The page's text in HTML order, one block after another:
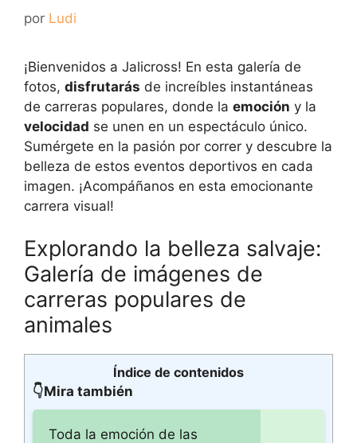
por Ludi
¡Bienvenidos a Jalicross! En esta galería de
fotos, disfrutarás de increíbles instantáneas
de carreras populares, donde la emoción y la
velocidad se unen en un espectáculo único.
Sumérgete en la pasión por correr y descubre la
belleza de estos eventos deportivos en cada
imagen. ¡Acompáñanos en esta emocionante
carrera visual!
Explorando la belleza salvaje:
Galería de imágenes de
carreras populares de
animales
Índice de contenidos
👇Mira también
Toda la emoción de las